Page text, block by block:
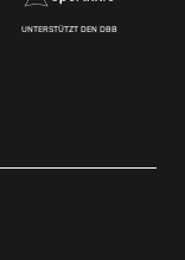
UNTERSTÜTZT DEN DBB